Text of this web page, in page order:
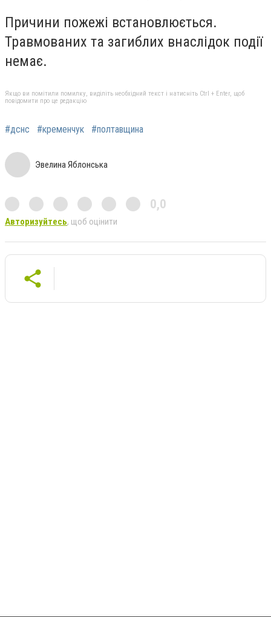
Причини пожежі встановлюється.
Травмованих та загиблих внаслідок події
немає.
Якщо ви помітили помилку, виділіть необхідний текст і натисніть Ctrl + Enter, щоб
повідомити про це редакцію
#дснс #кременчук #полтавщина
Эвелина Яблонська
0,0
Авторизуйтесь, щоб оцінити